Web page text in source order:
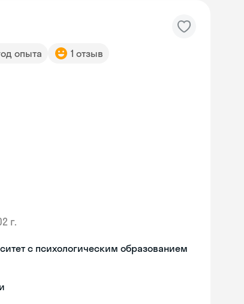
опыта 1 отзыв
г.
с психологическим образованием